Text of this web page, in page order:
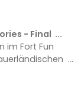
- Final ...
im Fort Fun
...